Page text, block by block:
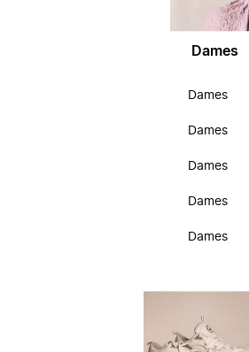
Dames
Dames
Dames
Dames
Dames
Dames